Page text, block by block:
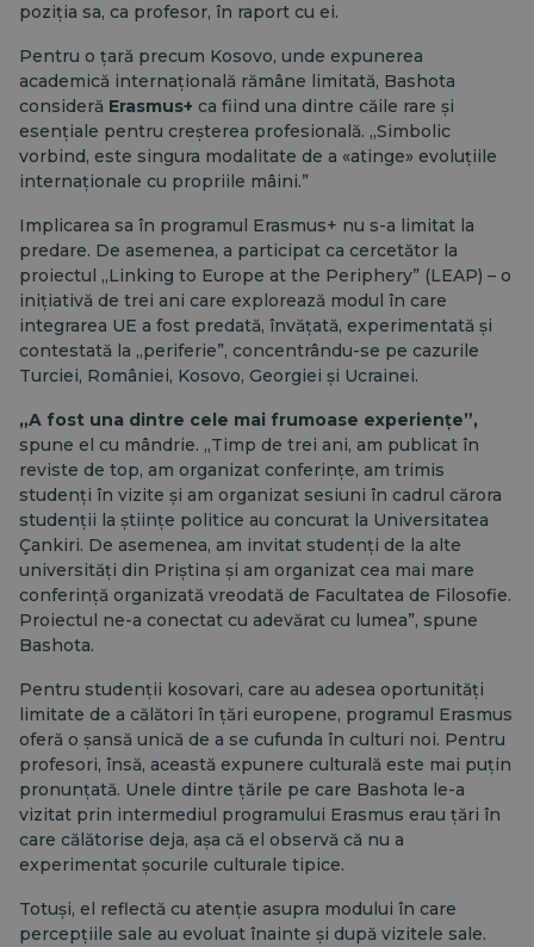
poziția sa, ca profesor, în raport cu ei.
Pentru o țară precum Kosovo, unde expunerea
academică internațională rămâne limitată, Bashota
consideră Erasmus+ ca fiind una dintre căile rare și
esențiale pentru creșterea profesională. „Simbolic
vorbind, este singura modalitate de a «atinge» evoluțiile
internaționale cu propriile mâini.”
Implicarea sa în programul Erasmus+ nu s-a limitat la
predare. De asemenea, a participat ca cercetător la
proiectul „Linking to Europe at the Periphery” (LEAP) – o
inițiativă de trei ani care explorează modul în care
integrarea UE a fost predată, învățată, experimentată și
contestată la „periferie”, concentrându-se pe cazurile
Turciei, României, Kosovo, Georgiei și Ucrainei.
„A fost una dintre cele mai frumoase experiențe”,
spune el cu mândrie. „Timp de trei ani, am publicat în
reviste de top, am organizat conferințe, am trimis
studenți în vizite și am organizat sesiuni în cadrul cărora
studenții la științe politice au concurat la Universitatea
Çankiri. De asemenea, am invitat studenți de la alte
universități din Priștina și am organizat cea mai mare
conferință organizată vreodată de Facultatea de Filosofie.
Proiectul ne-a conectat cu adevărat cu lumea”, spune
Bashota.
Pentru studenții kosovari, care au adesea oportunități
limitate de a călători în țări europene, programul Erasmus
oferă o șansă unică de a se cufunda în culturi noi. Pentru
profesori, însă, această expunere culturală este mai puțin
pronunțată. Unele dintre țările pe care Bashota le-a
vizitat prin intermediul programului Erasmus erau țări în
care călătorise deja, așa că el observă că nu a
experimentat șocurile culturale tipice.
Totuși, el reflectă cu atenție asupra modului în care
percepțiile sale au evoluat înainte și după vizitele sale.